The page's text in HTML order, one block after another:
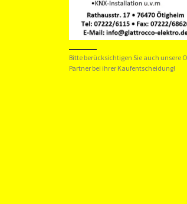
Bitte berücksichtigen Sie auch unsere
Partner bei ihrer Kaufentscheidung!